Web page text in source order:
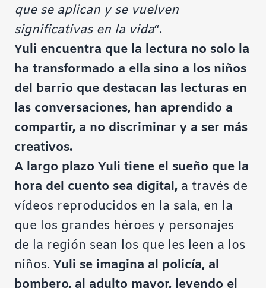
que se aplican y se vuelven
significativas en la vida“.
Yuli encuentra que la lectura no solo la
ha transformado a ella sino a los niños
del barrio que destacan las lecturas en
las conversaciones, han aprendido a
compartir, a no discriminar y a ser más
creativos.
A largo plazo Yuli tiene el sueño que la
hora del cuento sea digital, a través de
vídeos reproducidos en la sala, en la
que los grandes héroes y personajes
de la región sean los que les leen a los
niños. Yuli se imagina al policía, al